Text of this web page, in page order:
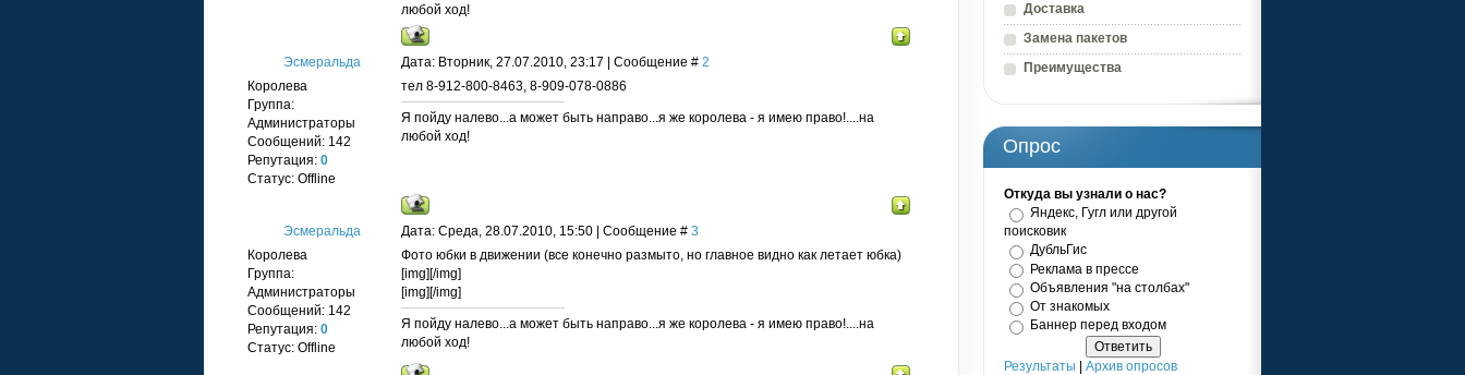
любой ход!
Эсмеральда Дата: Вторник, 27.07.2010, 23:17 | Сообщение # 2
Королева
Группа:
Администраторы
Сообщений: 142
Репутация: 0
Статус: Offline
тел 8-912-800-8463, 8-909-078-0886
Я пойду налево...а может быть направо...я же королева - я имею право!....на
любой ход!
Эсмеральда Дата: Среда, 28.07.2010, 15:50 | Сообщение # 3
Королева
Группа:
Администраторы
Сообщений: 142
Репутация: 0
Статус: Offline
Фото юбки в движении (все конечно размыто, но главное видно как летает юбка)
[img][/img]
[img][/img]
Я пойду налево...а может быть направо...я же королева - я имею право!....на
любой ход!
Доставка
Замена пакетов
Преимущества
Опрос
Откуда вы узнали о нас?
Яндекс, Гугл или другой
поисковик
ДубльГис
Реклама в прессе
Объявления "на столбах"
От знакомых
Баннер перед входом
Результаты | Архив опросов